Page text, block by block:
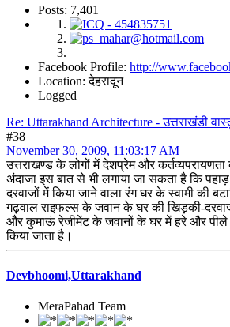
Posts: 7,401
Facebook Profile: http://
Location: देहरादून
Logged
Re: Uttarakhand Architecture - उत्तराखंडी
#38
November 30, 2009, 11:03:17 AM
उत्तराखण्ड के लोगों में देशप्रेम और
अंदाजा इस बात से भी लगाया जा सकता है कि
दरवाजों में किया जाने वाला रंग घर के स्वामी की
गढ़वाल राइफल्स के जवान के घर की खिड़की-
और कुमाऊं रेजीमेंट के जवानों के घर में हरे और
किया जाता है।
Devbhoomi,Uttarakhand
MeraPahad Team